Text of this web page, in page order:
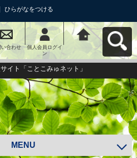
ひらがなをつける
い合わせ
個人会員ログイ
ン
江東区コミュニ
ティ活動支援サ
イト「ことこみ
ゅネット」へ戻
る
イト「ことこみゅネット」
MENU